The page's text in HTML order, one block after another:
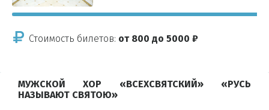
Стоимость билетов: от 800 до 5000 ₽
МУЖСКОЙ ХОР «ВСЕХСВЯТСКИЙ» «РУСЬ
НАЗЫВАЮТ СВЯТОЮ»